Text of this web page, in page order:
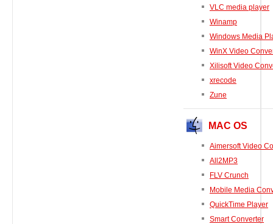
VLC media player
Winamp
Windows Media
WinX Video
Xilisoft Video
xrecode
Zune
MAC OS
Aimersoft Video
All2MP3
FLV Crunch
Mobile Media
QuickTime Player
Smart Converter